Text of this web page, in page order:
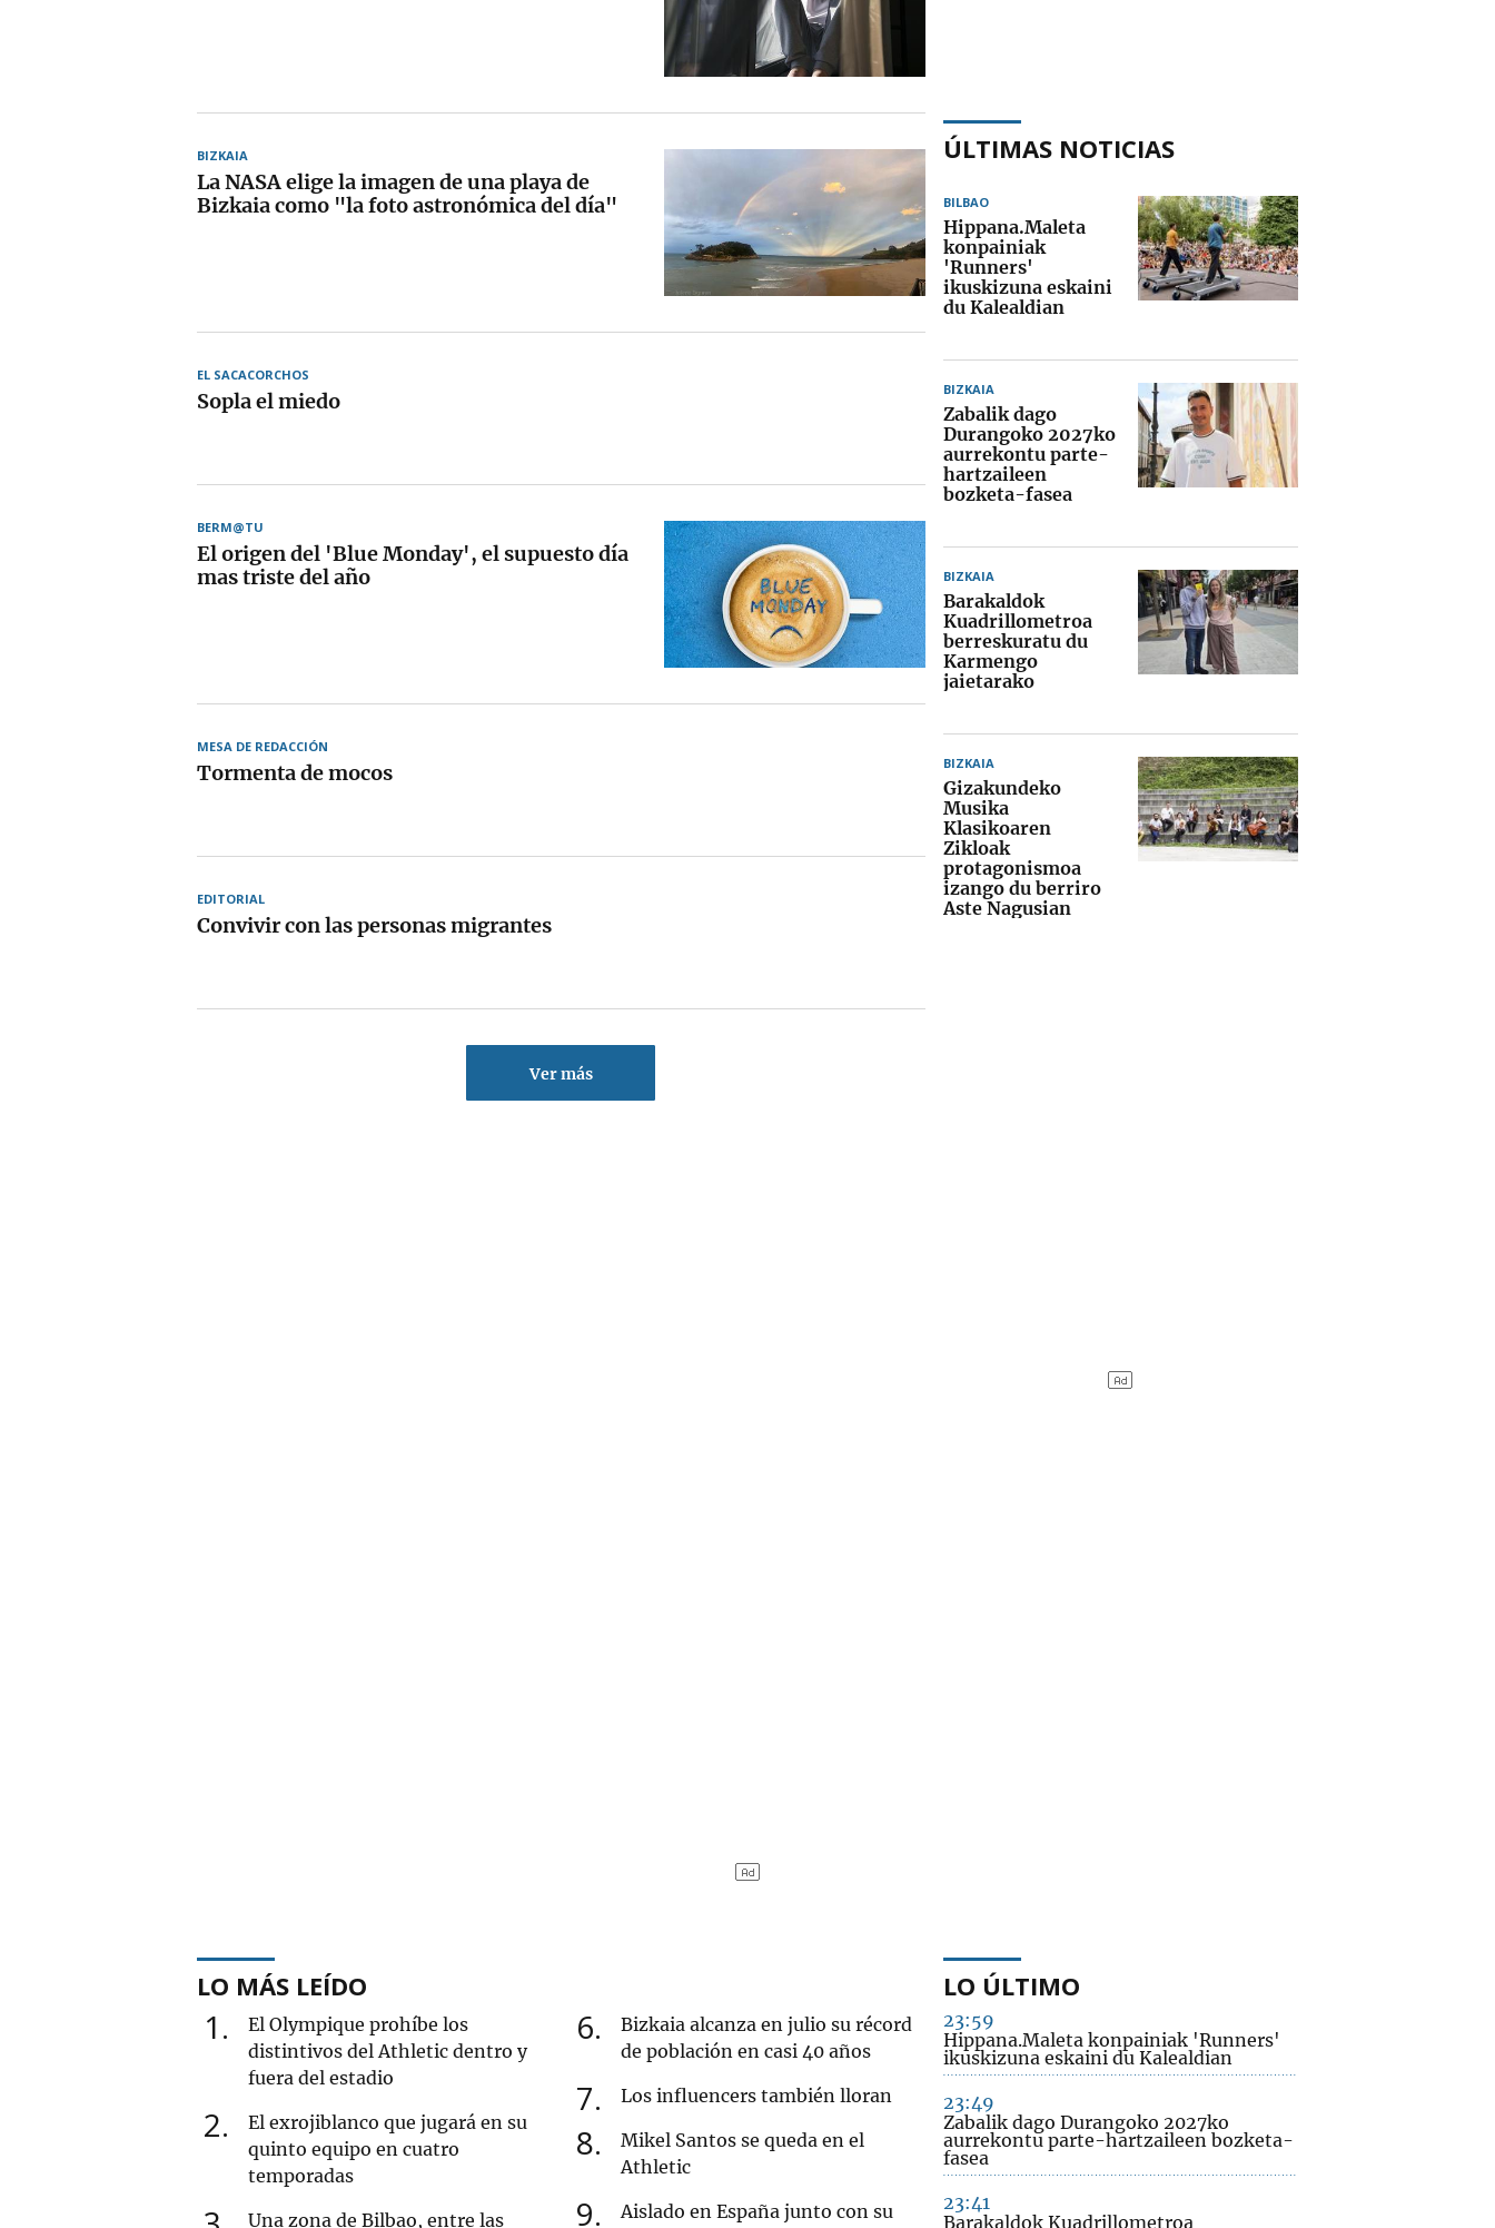
BIZKAIA
La NASA elige la imagen de una playa de
Bizkaia como "la foto astronómica del día"
EL SACACORCHOS
Sopla el miedo
BERM@TU
El origen del 'Blue Monday', el supuesto día
mas triste del año
MESA DE REDACCIÓN
Tormenta de mocos
EDITORIAL
Convivir con las personas migrantes
Ver más
ÚLTIMAS NOTICIAS
BILBAO
Hippana.Maleta
konpainiak
'Runners'
ikuskizuna eskaini
du Kalealdian
BIZKAIA
Zabalik dago
Durangoko 2027ko
aurrekontu parte-
hartzaileen
bozketa-fasea
BIZKAIA
Barakaldok
Kuadrillometroa
berreskuratu du
Karmengo
jaietarako
BIZKAIA
Gizakundeko
Musika
Klasikoaren
Zikloak
protagonismoa
izango du berriro
Aste Nagusian
LO MÁS LEÍDO
1
El Olympique prohíbe los
distintivos del Athletic dentro y
fuera del estadio
2
El exrojiblanco que jugará en su
quinto equipo en cuatro
temporadas
Una zona de Bilbao, entre las
6
Bizkaia alcanza en julio su récord
de población en casi 40 años
7 Los influencers también lloran
8
Mikel Santos se queda en el
Athletic
9
Aislado en España junto con su
LO ÚLTIMO
23:59
Hippana.Maleta konpainiak 'Runners'
ikuskizuna eskaini du Kalealdian
23:49
Zabalik dago Durangoko 2027ko
aurrekontu parte-hartzaileen bozketa-
fasea
23:41
Barakaldok Kuadrillometroa